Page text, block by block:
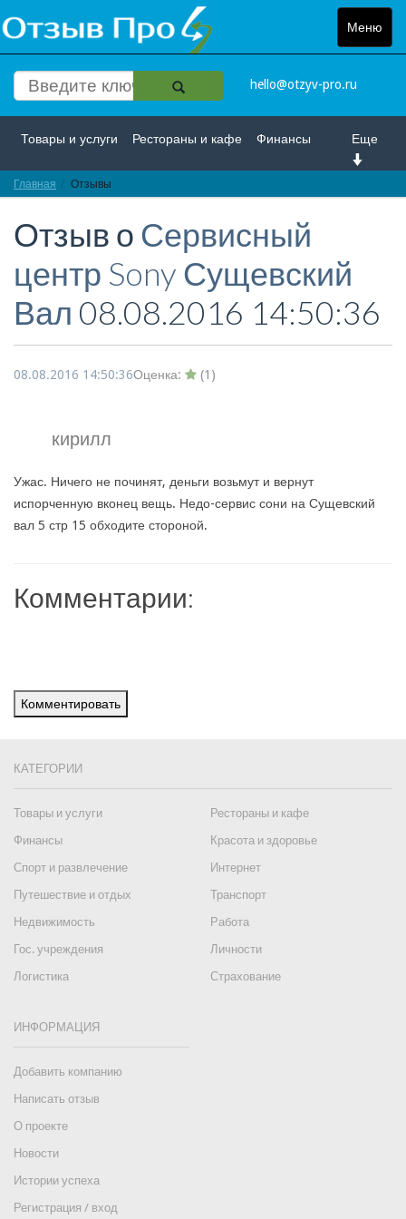
Меню
Toggle
hello@otzyv-pro.ru
Еще
Товары и услуги Рестораны и кафе Финансы
Красота и здоровье
Интернет Путешествие и отдых Транспорт
Недвижимость Работа Гос. учреждения
Личности Логистика Страхование
Главная Отзывы
Отзыв о Сервисный
центр Sony Сущевский
Вал 08.08.2016 14:50:36
08.08.2016 14:50:36Оценка: (1 )
кирилл
Ужас. Ничего не починят, деньги возьмут и вернут
испорченную вконец вещь. Недо-сервис сони на Сущевский
вал 5 стр 15 обходите стороной.
Комментарии:
Комментировать
КАТЕГОРИИ
Товары и услуги
Рестораны и кафе
Финансы
Красота и здоровье
Спорт и развлечение
Интернет
Путешествие и отдых
Транспорт
Недвижимость
Работа
Гос. учреждения
Личности
Логистика
Страхование
ИНФОРМАЦИЯ
Добавить компанию
Написать отзыв
О проекте
Новости
Истории успеха
Регистрация / вход